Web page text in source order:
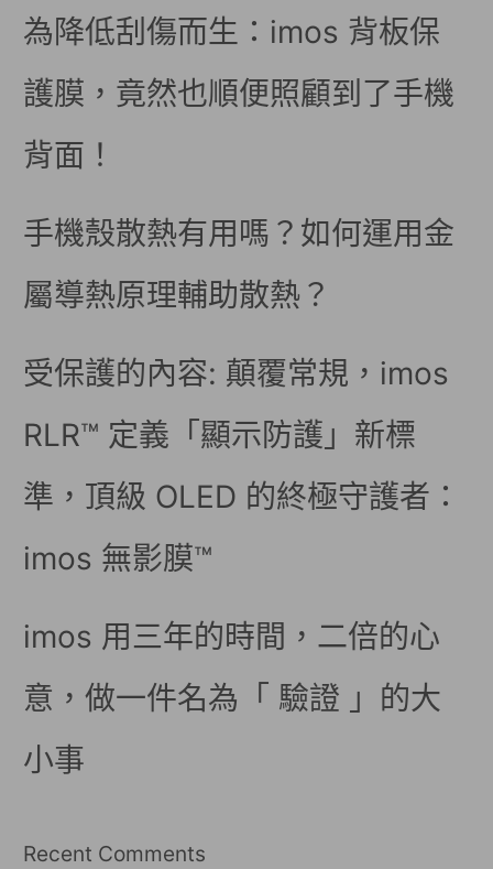
為降低刮傷而生：imos 背板保
護膜，竟然也順便照顧到了手機
背面！
手機殼散熱有用嗎？如何運用金
屬導熱原理輔助散熱？
受保護的內容: 顛覆常規，imos
RLR™ 定義「顯示防護」新標
準，頂級 OLED 的終極守護者：
imos 無影膜™
imos 用三年的時間，二倍的心
意，做一件名為「 驗證 」的大
小事
Recent Comments